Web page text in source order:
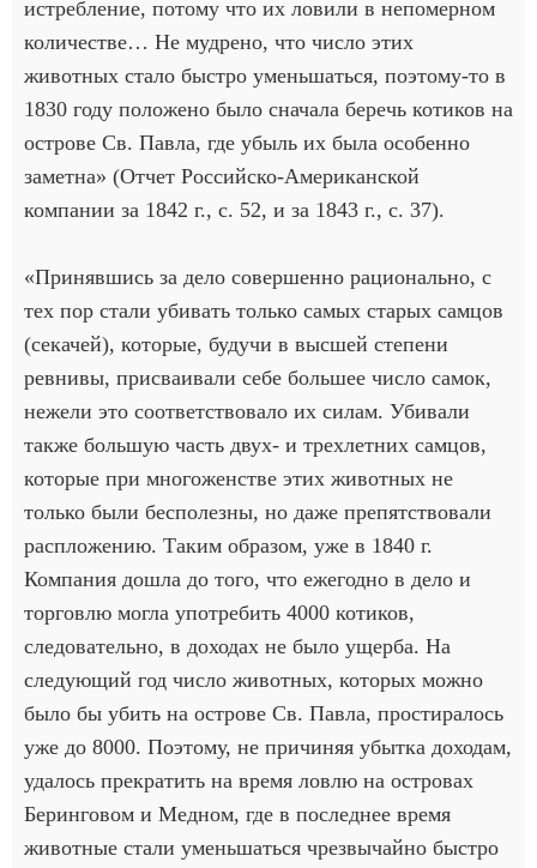
истребление, потому что их ловили в непомерном
количестве… Не мудрено, что число этих
животных стало быстро уменьшаться, поэтому-то в
1830 году положено было сначала беречь котиков на
острове Св. Павла, где убыль их была особенно
заметна» (Отчет Российско-Американской
компании за 1842 г., с. 52, и за 1843 г., с. 37).
«Принявшись за дело совершенно рационально, с
тех пор стали убивать только самых старых самцов
(секачей), которые, будучи в высшей степени
ревнивы, присваивали себе большее число самок,
нежели это соответствовало их силам. Убивали
также большую часть двух- и трехлетних самцов,
которые при многоженстве этих животных не
только были бесполезны, но даже препятствовали
распложению. Таким образом, уже в 1840 г.
Компания дошла до того, что ежегодно в дело и
торговлю могла употребить 4000 котиков,
следовательно, в доходах не было ущерба. На
следующий год число животных, которых можно
было бы убить на острове Св. Павла, простиралось
уже до 8000. Поэтому, не причиняя убытка доходам,
удалось прекратить на время ловлю на островах
Беринговом и Медном, где в последнее время
животные стали уменьшаться чрезвычайно быстро